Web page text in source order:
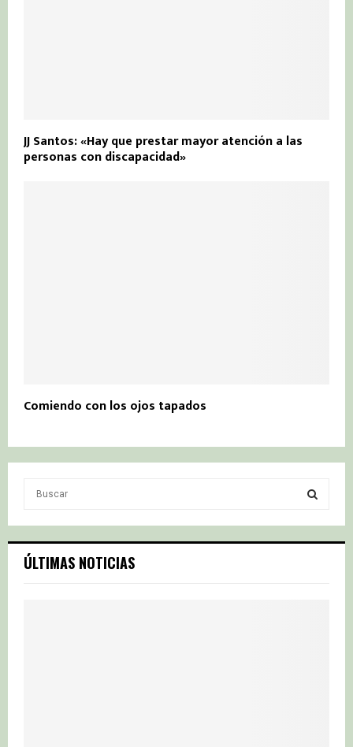
JJ Santos: «Hay que prestar mayor atención a las
personas con discapacidad»
Comiendo con los ojos tapados
c
h
S
ÚLTIMAS NOTICIAS